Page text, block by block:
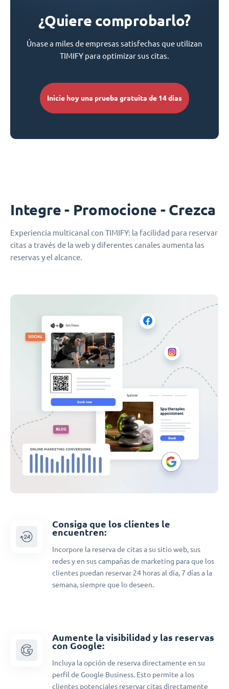
¿Quiere comprobarlo?
Únase a miles de empresas satisfechas que utilizan
TIMIFY para optimizar sus citas.
Inicie hoy una prueba gratuita de 14 días
Integre - Promocione - Crezca
Experiencia multicanal con TIMIFY: la facilidad para reservar
citas a través de la web y diferentes canales aumenta las
reservas y el alcance.
Consiga que los clientes le
encuentren:
Incorpore la reserva de citas a su sitio web, sus
redes y en sus campañas de marketing para que los
clientes puedan reservar 24 horas al día, 7 días a la
semana, siempre que lo deseen.
Aumente la visibilidad y las reservas
con Google:
Incluya la opción de reserva directamente en su
perfil de Google Business. Esto permite a los
clientes potenciales reservar citas directamente